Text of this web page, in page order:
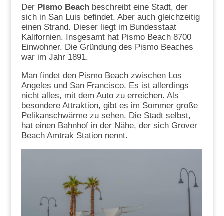
Der Pismo Beachbeschreibt eine Stadt, der
sich in San Luis befindet. Aber auch gleichzeitig
einen Strand. Dieser liegt im Bundesstaat
Kalifornien. Insgesamt hat Pismo Beach 8700
Einwohner. Die Gründung des Pismo Beaches
war im Jahr 1891.
Man findet den Pismo Beach zwischen Los
Angeles und San Francisco. Es ist allerdings
nicht alles, mit dem Auto zu erreichen. Als
besondere Attraktion, gibt es im Sommer große
Pelikanschwärme zu sehen. Die Stadt selbst,
hat einen Bahnhof in der Nähe, der sich Grover
Beach Amtrak Station nennt.